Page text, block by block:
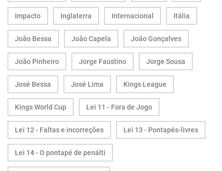
Impacto Inglaterra Internacional Itália
João Bessa João Capela João Gonçalves
João Pinheiro Jorge Faustino Jorge Sousa
José Bessa José Lima Kings League
Kings World Cup Lei 11 - Fora de Jogo
Lei 12 - Faltas e incorreções Lei 13 - Pontapés-livres
Lei 14 - O pontapé de penálti